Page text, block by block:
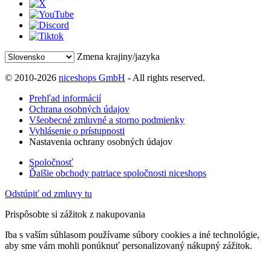
Zmena krajiny/jazyka
© 2010-2026 niceshops GmbH - All rights reserved.
Prehľad informácií
Ochrana osobných údajov
Všeobecné zmluvné a storno podmienky
Vyhlásenie o prístupnosti
Nastavenia ochrany osobných údajov
Spoločnosť
Ďalšie obchody patriace spoločnosti niceshops
Odstúpiť od zmluvy tu
Prispôsobte si zážitok z nakupovania
Iba s vaším súhlasom používame súbory cookies a iné technológie,
aby sme vám mohli ponúknuť personalizovaný nákupný zážitok.